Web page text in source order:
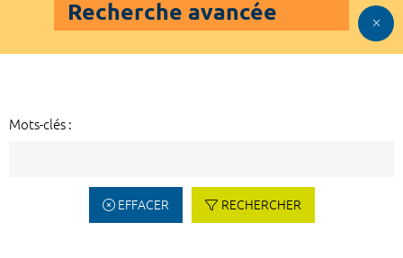
Recherche avancée
Mots-clés :
EFFACER RECHERCHER